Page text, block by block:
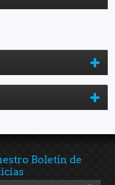
Boletín de